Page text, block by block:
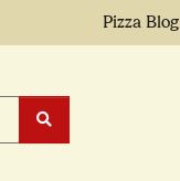
Pizza Blog